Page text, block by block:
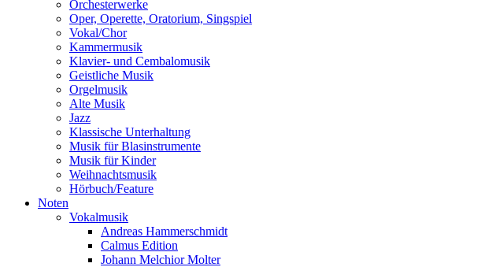
Orchesterwerke
Oper, Operette, Oratorium, Singspiel
Vokal/Chor
Kammermusik
Klavier- und Cembalomusik
Geistliche Musik
Orgelmusik
Alte Musik
Jazz
Klassische Unterhaltung
Musik für Blasinstrumente
Musik für Kinder
Weihnachtsmusik
Hörbuch/Feature
Noten
Vokalmusik
Andreas Hammerschmidt
Calmus Edition
Johann Melchior Molter